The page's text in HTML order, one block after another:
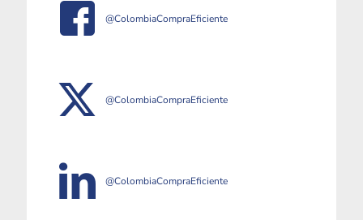
@ColombiaCompraEficiente
@ColombiaCompraEficiente
@ColombiaCompraEficiente